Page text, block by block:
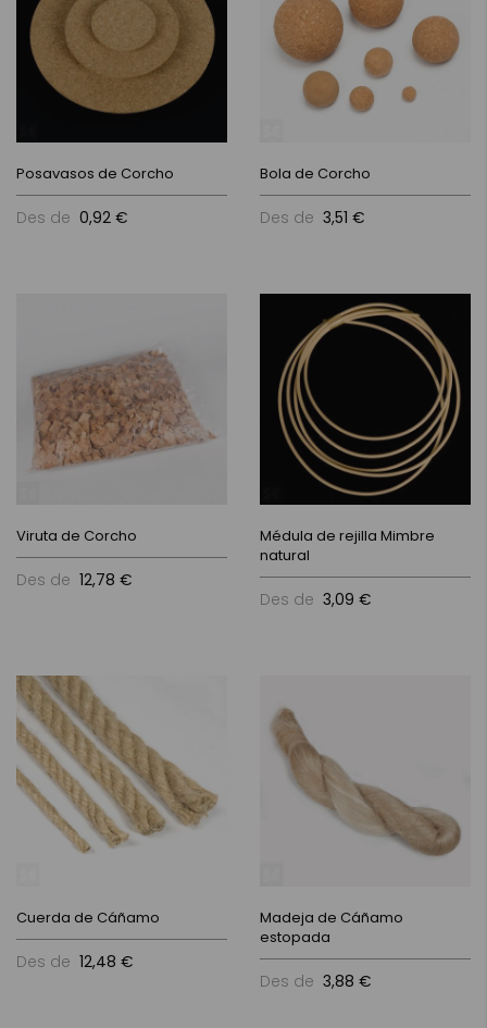
Posavasos de Corcho
Des de 0,92 €
Bola de Corcho
Des de 3,51 €
Viruta de Corcho
Des de 12,78 €
Médula de rejilla Mimbre
natural
Des de 3,09 €
Cuerda de Cáñamo
Des de 12,48 €
Madeja de Cáñamo
estopada
Des de 3,88 €